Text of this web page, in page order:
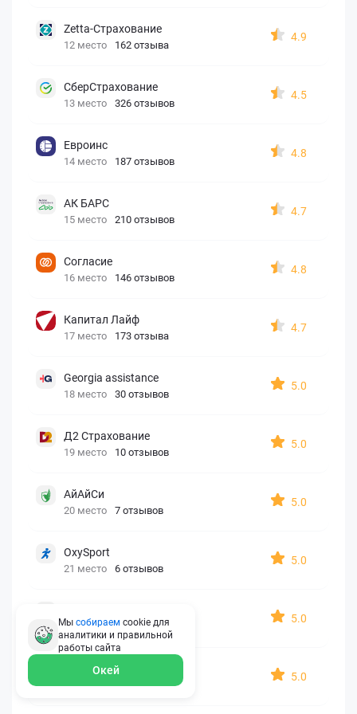
Zetta-Страхование
12 место 162 отзыва
4.9
СберСтрахование
13 место 326 отзывов
4.5
Евроинс
14 место 187 отзывов
4.8
АК БАРС
15 место 210 отзывов
4.7
Согласие
16 место 146 отзывов
4.8
Капитал Лайф
17 место 173 отзыва
4.7
Georgia assistance
18 место 30 отзывов
5.0
Д2 Страхование
19 место 10 отзывов
5.0
АйАйСи
20 место 7 отзывов
5.0
OxySport
21 место 6 отзывов
5.0
22 место 2 отзыва
5.0
Oxy Travel Premium
23 место 1 отзыв
5.0
Мы собираем cookie для
аналитики и правильной
работы сайта
Окей